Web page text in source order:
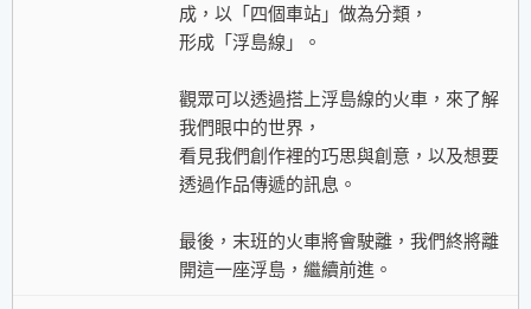
成，以「四個車站」做為分類，
形成「浮島線」。
觀眾可以透過搭上浮島線的火車，來了解
我們眼中的世界，
看見我們創作裡的巧思與創意，以及想要
透過作品傳遞的訊息。
最後，末班的火車將會駛離，我們終將離
開這一座浮島，繼續前進。